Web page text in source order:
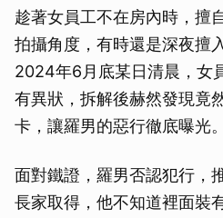
趁著女員工不在房內時，擅
拍攝角度，有時還是深夜擅
2024年6月底某日清晨，女
有異狀，拆解後赫然發現竟
卡，讓羅男的惡行徹底曝光。
面對鐵證，羅男否認犯行，
長家取得，他不知道裡面裝